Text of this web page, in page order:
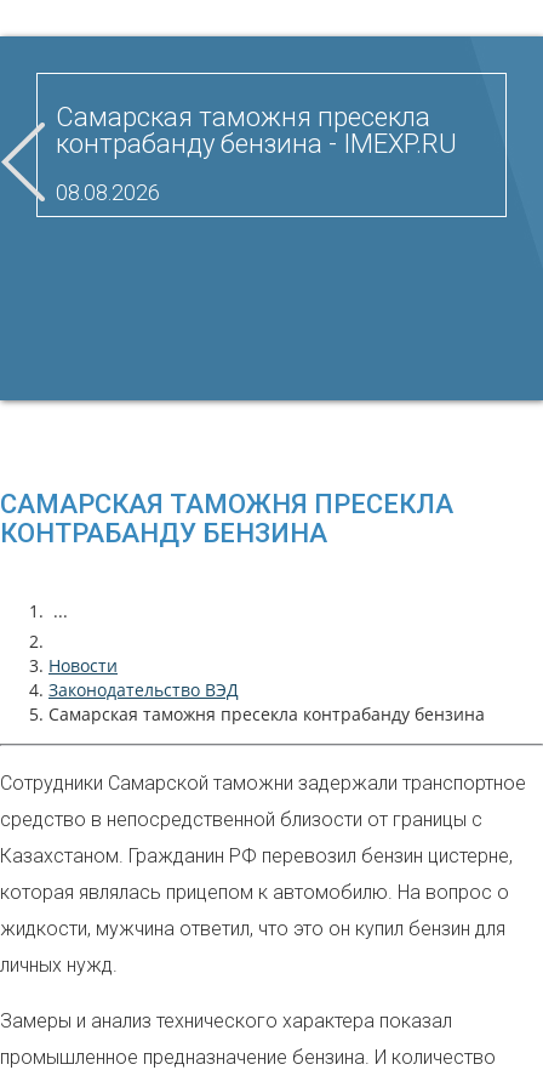
Самарская таможня пресекла
контрабанду бензина - IMEXP.RU
08.08.2026
САМАРСКАЯ ТАМОЖНЯ ПРЕСЕКЛА
КОНТРАБАНДУ БЕНЗИНА
...
Новости
Законодательство ВЭД
Самарская таможня пресекла контрабанду бензина
Сотрудники Самарской таможни задержали транспортное
средство в непосредственной близости от границы с
Казахстаном. Гражданин РФ перевозил бензин цистерне,
которая являлась прицепом к автомобилю. На вопрос о
жидкости, мужчина ответил, что это он купил бензин для
личных нужд.
Замеры и анализ технического характера показал
промышленное предназначение бензина. И количество